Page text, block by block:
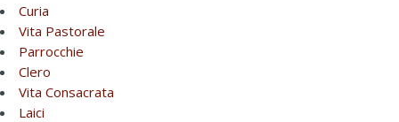
Curia
Vita Pastorale
Parrocchie
Clero
Vita Consacrata
Laici